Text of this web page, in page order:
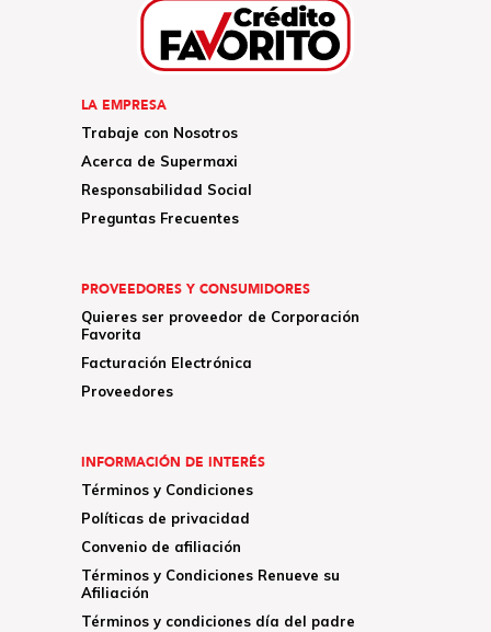
LA EMPRESA
Trabaje con Nosotros
Acerca de Supermaxi
Responsabilidad Social
Preguntas Frecuentes
PROVEEDORES Y CONSUMIDORES
Quieres ser proveedor de Corporación
Favorita
Facturación Electrónica
Proveedores
INFORMACIÓN DE INTERÉS
Términos y Condiciones
Políticas de privacidad
Convenio de afiliación
Términos y Condiciones Renueve su
Afiliación
Términos y condiciones día del padre